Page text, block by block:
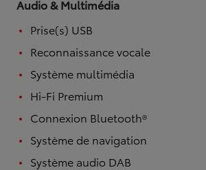
Audio & Multimédia
Prise(s) USB
Reconnaissance vocale
Système multimédia
Hi-Fi Premium
Connexion Bluetooth®
Système de navigation
Système audio DAB